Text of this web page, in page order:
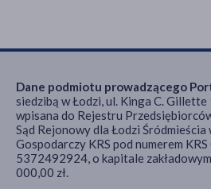
Dane podmiotu prowadzącego
siedzibą w Łodzi, ul. Kinga C.
wpisana do Rejestru
Sąd Rejonowy dla Łodzi Śródmieścia
Gospodarczy KRS pod numerem
5372492924, o kapitale
000,00 zł.